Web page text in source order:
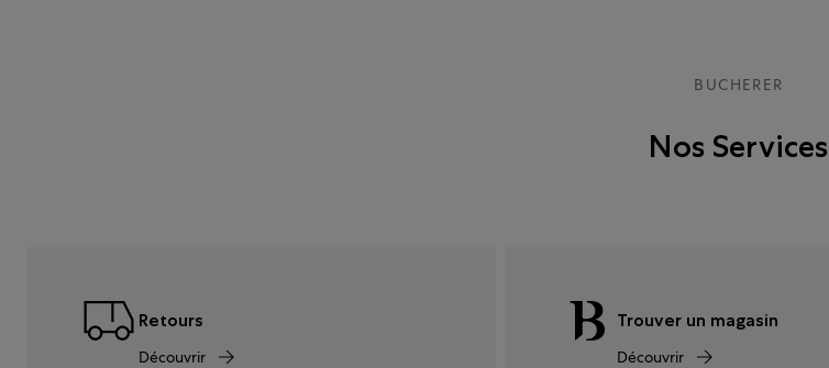
BUCHERER
Nos Services
Retours
Découvrir
Trouver un magasin
Découvrir